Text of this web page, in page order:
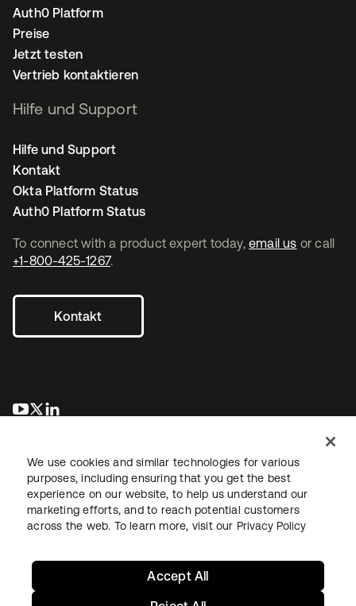
To connect with a product expert today, email us or call
+1-800-425-1267.
Kontakt
wird in einer neuen Registerkarte geöffnet
wird in einer neuen Registerkarte geöffnet
Auth0 Platform
Preise
Jetzt testen
Vertrieb kontaktieren
Hilfe und Support
Hilfe und Support
Kontakt
Okta Platform Status
Auth0 Platform Status
RechtDatenschutzrichtlinieNutzungsbedingungenSicherheit
We use cookies and similar technologies for various
purposes, including ensuring that you get the best
experience on our website, to help us understand our
marketing efforts, and to reach potential customers
across the web. To learn more, visit our Privacy Policy
Accept All